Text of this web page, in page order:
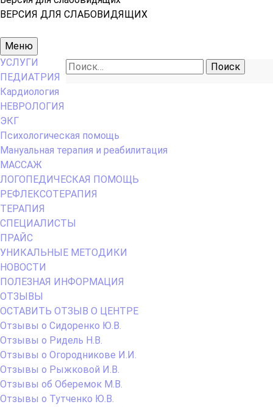
ВЕРСИЯ ДЛЯ СЛАБОВИДЯЩИХ
Основное
меню
Меню
Найти:
УСЛУГИ
ПЕДИАТРИЯ
Кардиология
НЕВРОЛОГИЯ
ЭКГ
Психологическая помощь
Мануальная терапия и реабилитация
МАССАЖ
ЛОГОПЕДИЧЕСКАЯ ПОМОЩЬ
РЕФЛЕКСОТЕРАПИЯ
ТЕРАПИЯ
СПЕЦИАЛИСТЫ
ПРАЙС
УНИКАЛЬНЫЕ МЕТОДИКИ
НОВОСТИ
ПОЛЕЗНАЯ ИНФОРМАЦИЯ
ОТЗЫВЫ
ОСТАВИТЬ ОТЗЫВ О ЦЕНТРЕ
Отзывы о Сидоренко Ю.В.
Отзывы о Ридель Н.В.
Отзывы о Огородникове И.И.
Отзывы о Рыжковой И.В.
Отзывы об Оберемок М.В.
Отзывы о Тутченко Ю.В.